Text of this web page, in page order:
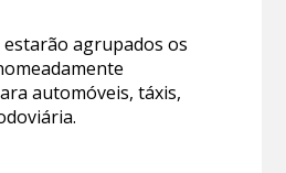
estarão agrupados os
automóveis, táxis,